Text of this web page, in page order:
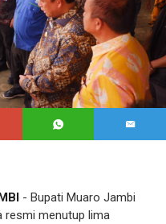
- Bupati Muaro Jambi
resmi menutup lima